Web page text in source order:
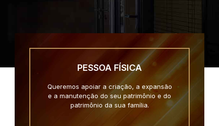
PESSOA FÍSICA
Queremos apoiar a criação, a expansão
e a manutenção do seu patrimônio e do
patrimônio da sua família.